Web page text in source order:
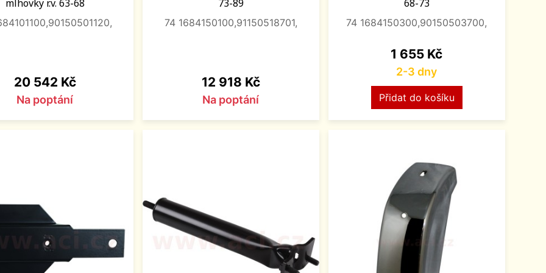
mlhovky r.v. 63-68
Cena
20 542 Kč
Na poptání
73-89
74 1684150100,91150518701,
Cena
12 918 Kč
Na poptání
68-73
74 1684150300,90150503700,
Cena
1 655 Kč
2-3 dny
Přidat do košíku